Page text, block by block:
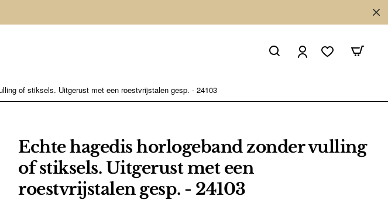
of stiksels. Uitgerust met een roestvrijstalen gesp. - 24103
Echte hagedis horlogeband zonder vulling
of stiksels. Uitgerust met een
roestvrijstalen gesp. - 24103